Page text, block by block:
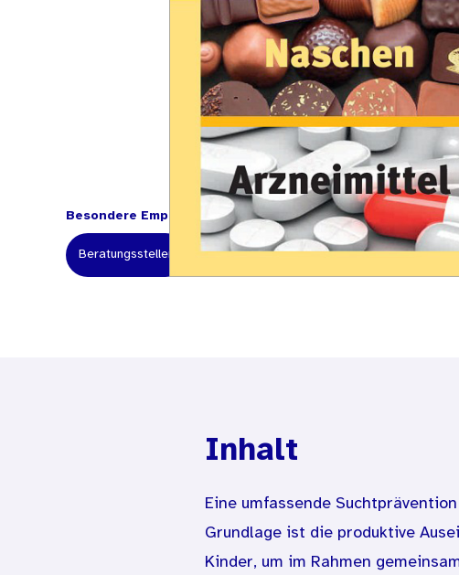
Besondere Empfehlung für:
Beratungsstellen Fachkräfte Lehrerinnen und Lehrer
Inhalt
Eine umfassende
Grundlage ist die produktive
Kinder, um im Rahmen